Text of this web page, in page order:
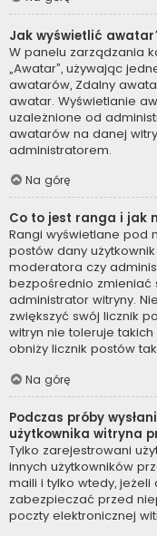
Jak wyświetlić
W panelu zarządzania
„Awatar”, używając
awatarów, Zdalny
awatar. Wyświetlanie
uzależnione od
awatarów na danej
administratorem.
Na górę
Co to jest ranga i jak
Rangi wyświetlane pod
postów dany
moderatora czy
bezpośrednio zmieniać
administrator witryny.
zwiększyć swój licznik
witryn nie toleruje
obniży licznik postów
Na górę
Podczas próby
użytkownika witryna
Tylko zarejestrowani
innych użytkowników
maili i tylko wtedy, jeżeli
zabezpieczać przed
poczty elektronicznej